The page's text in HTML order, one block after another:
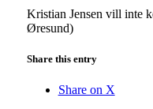
Kristian Jensen vill inte
Øresund)
Share this entry
Share on X